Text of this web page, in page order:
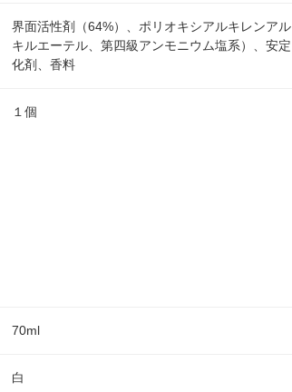
界面活性剤（64%）、ポリオキシアルキレンアル
キルエーテル、第四級アンモニウム塩系）、安定
化剤、香料
１個
70ml
白